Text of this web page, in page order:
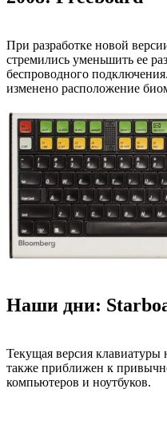
При разработке новой
стремились уменьшить ее
беспроводного
изменено расположение
Наши дни:
Текущая версия клавиатуры
также приближен к
компьютеров и ноутбуков.